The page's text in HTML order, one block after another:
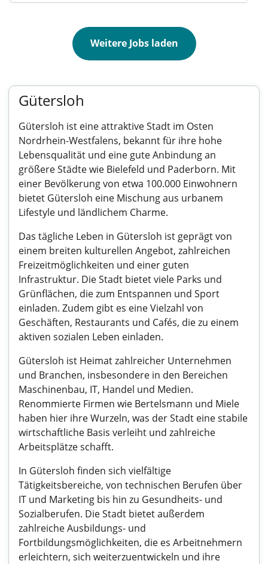
Weitere Jobs laden
Gütersloh
Gütersloh ist eine attraktive Stadt im Osten
Nordrhein-Westfalens, bekannt für ihre hohe
Lebensqualität und eine gute Anbindung an
größere Städte wie Bielefeld und Paderborn. Mit
einer Bevölkerung von etwa 100.000 Einwohnern
bietet Gütersloh eine Mischung aus urbanem
Lifestyle und ländlichem Charme.
Das tägliche Leben in Gütersloh ist geprägt von
einem breiten kulturellen Angebot, zahlreichen
Freizeitmöglichkeiten und einer guten
Infrastruktur. Die Stadt bietet viele Parks und
Grünflächen, die zum Entspannen und Sport
einladen. Zudem gibt es eine Vielzahl von
Geschäften, Restaurants und Cafés, die zu einem
aktiven sozialen Leben einladen.
Gütersloh ist Heimat zahlreicher Unternehmen
und Branchen, insbesondere in den Bereichen
Maschinenbau, IT, Handel und Medien.
Renommierte Firmen wie Bertelsmann und Miele
haben hier ihre Wurzeln, was der Stadt eine stabile
wirtschaftliche Basis verleiht und zahlreiche
Arbeitsplätze schafft.
In Gütersloh finden sich vielfältige
Tätigkeitsbereiche, von technischen Berufen über
IT und Marketing bis hin zu Gesundheits- und
Sozialberufen. Die Stadt bietet außerdem
zahlreiche Ausbildungs- und
Fortbildungsmöglichkeiten, die es Arbeitnehmern
erleichtern, sich weiterzuentwickeln und ihre